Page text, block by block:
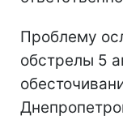
Проблему
обстрелы 5